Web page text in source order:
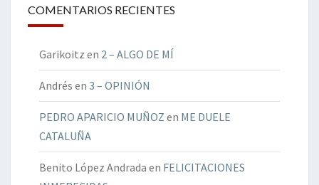
COMENTARIOS RECIENTES
Garikoitz en 2 – ALGO DE MÍ
Andrés en 3 – OPINIÓN
PEDRO APARICIO MUÑOZ en ME DUELE
CATALUÑA
Benito López Andrada en FELICITACIONES